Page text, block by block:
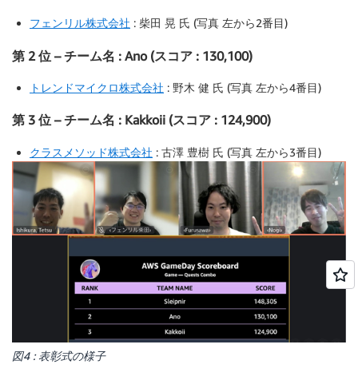
フェンリル株式会社 : 柴田 晃 氏 (写真 左から2番目)
第 2 位 – チーム名 : Ano (スコア : 130,100)
トレンドマイクロ株式会社 : 野木 健 氏 (写真 左から4番目)
第 3 位 – チーム名 : Kakkoii (スコア : 124,900)
クラスメソッド株式会社 : 古澤 豊樹 氏 (写真 左から3番目)
図4 : 表彰式の様子